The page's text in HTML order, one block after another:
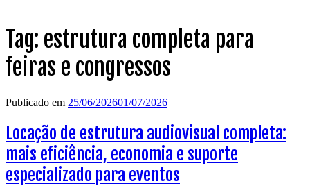
Tag: estrutura completa para
feiras e congressos
Publicado em 25/06/202601/07/2026
Locação de estrutura audiovisual completa:
mais eficiência, economia e suporte
especializado para eventos